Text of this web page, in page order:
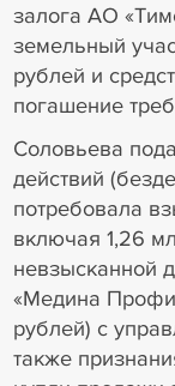
залога АО
земельный
рублей и
погашение
Соловьева
действий
потребовала
включая 1,26
невзысканной
«Медина
рублей) с
также